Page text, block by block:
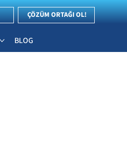
ÇÖZÜM ORTAĞI OL!
BLOG